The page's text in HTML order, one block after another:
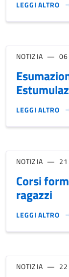
LEGGI ALTRO
ELEZIONI
NOTIZIA
LEGGI ALTRO
ESUMAZIONI -
NOTIZIA
Corsi
ragazzi
LEGGI ALTRO
CORSI
NOTIZIA